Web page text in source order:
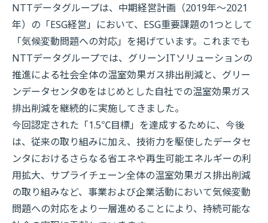
NTTデータグループは、中期経営計画（2019年～2021
年）の「ESG経営」において、ESG重要課題の1つとして
「気候変動問題への対応」を掲げています。これまでも
NTTデータグループでは、グリーンITソリューションの
推進による社会全体の温室効果ガス排出削減と、グリー
ンデータセンタ®をはじめとした自社での温室効果ガス
排出削減を継続的に実施してきました。
今回認定された「1.5℃目標」を達成するために、今後
は、従来の取り組みに加え、技術力を駆使したデータセ
ンタにおけるさらなる省エネや再生可能エネルギーの利
用拡大、サプライチェーン全体の温室効果ガス排出削減
の取り組みなど、事業および企業活動において気候変動
問題への対応をより一層進めることにより、持続可能な